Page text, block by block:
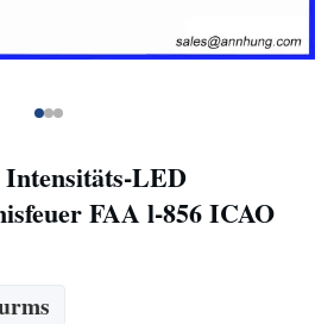
Intensitäts-LED
FAA l-856 ICAO